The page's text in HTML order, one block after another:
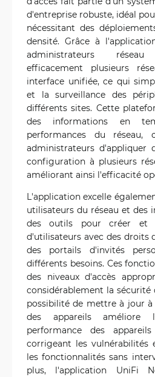
d'entreprise robuste, idéal
nécessitant des
densité. Grâce à
administrateurs
efficacement plusieurs
interface unifiée, ce qui
et la surveillance des
différents sites. Cette
des informations en
performances du
administrateurs d'appliquer
configuration à plusieurs
améliorant ainsi l'efficacité
L'application excelle
utilisateurs du réseau et des
des outils pour créer et
d'utilisateurs avec des droits
des portails d'invités
différents besoins. Ces
des niveaux d'accès
considérablement la sécurité
possibilité de mettre à jour
des appareils
performance des
corrigeant les
les fonctionnalités sans
plus, l'application UniFi